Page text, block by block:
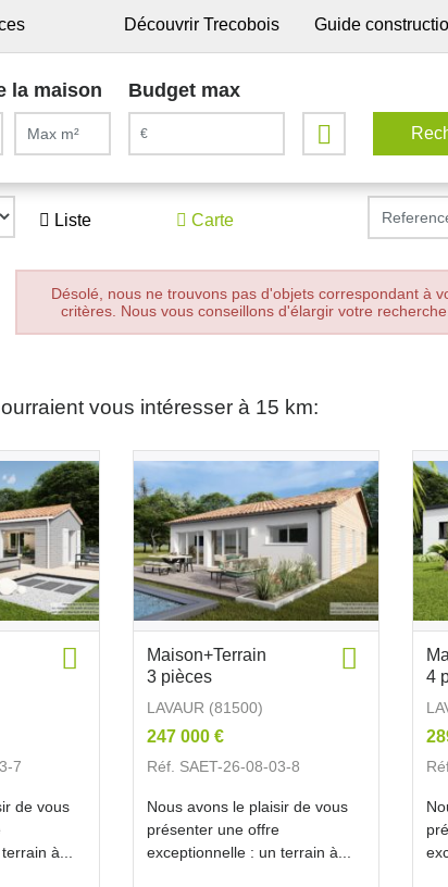
Découvrir Trecobois Guide
la maison Budget max
Liste Carte
Désolé, nous ne trouvons pas d'objets correspondant à
critères. Nous vous conseillons d'élargir votre recherche.
vous intéresser à 15 km:
7
de vous
à...
Maison+Terrain
3 pièces
LAVAUR (81500)
247 000 €
Réf. SAET-26-08-03-8
Nous avons le plaisir de vous
présenter une offre
exceptionnelle : un terrain à...
4